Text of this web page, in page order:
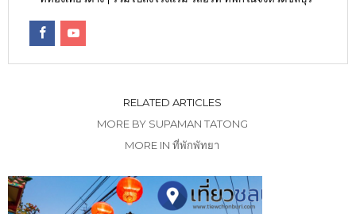
RELATED ARTICLES
MORE BY SUPAMAN TATONG
MORE IN ที่พักพัทยา